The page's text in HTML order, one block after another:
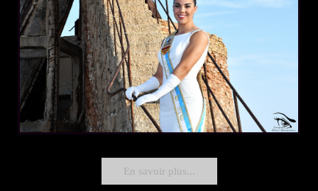
En savoir plus...